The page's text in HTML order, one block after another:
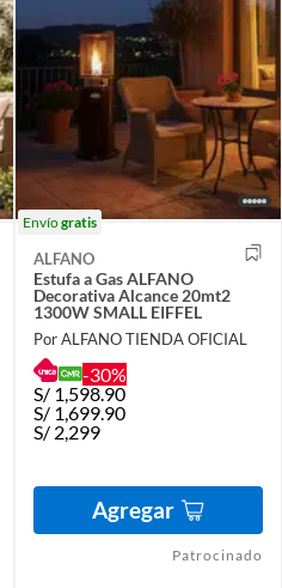
Envíogratis
ALFANO
Estufa a Gas ALFANO
Decorativa Alcance 20mt2
1300W SMALL EIFFEL
Por ALFANO TIENDA OFICIAL
-30%
S/ 1,598.90
S/ 1,699.90
S/ 2,299
Agregar
Patrocinado